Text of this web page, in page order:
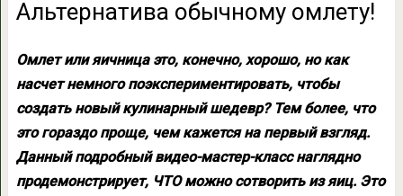
Альтернатива обычному омлету!
Омлет или яичница это, конечно, хорошо, но как
насчет немного поэкспериментировать, чтобы
создать новый кулинарный шедевр? Тем более, что
это гораздо проще, чем кажется на первый взгляд.
Данный подробный видео-мастер-класс наглядно
продемонстрирует, ЧТО можно сотворить из яиц. Это